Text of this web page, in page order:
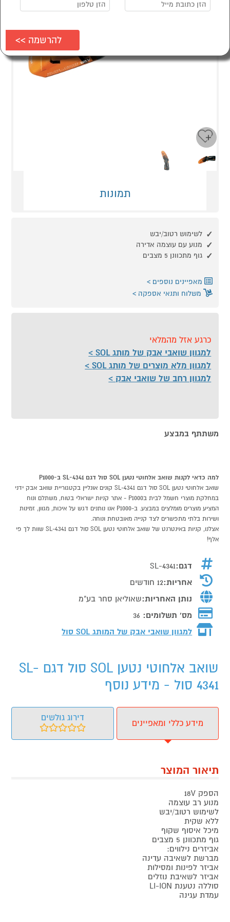
תמונות
לשימוש רטוב/יבש
מנוע עם עוצמה אדירה
גוף מתכוונן 5 מצבים
מאפיינים נוספים
משלוח ותנאי אספקה
כרגע אזל מהמלאי
למגוון שואבי אבק של מותג SOL
למגוון מלא מוצרים של מותג SOL
למגוון רחב של שואבי אבק
משתתף במבצע
למה כדאי לקנות שואב אלחוטי נטען SOL סול דגם SL-4341 ב-P1000
שואב אלחוטי נטען SOL סול דגם SL-4341 קונים אונליין בקטגוריית שואב אבק ידני
במחלקת מוצרי חשמל לבית בP1000 - אתר קניות ישראלי בטוח, משתלם ונוח
המציע מוצרים מומלצים במבצע. ב-P1000 אנו נותנים דגש על איכות, מגוון, זמינות
ושירות בלתי מתפשרים לצד קנייה מאובטחת ונוחה.
אצלנו, קניות באינטרנט של שואב אלחוטי נטען SOL סול דגם SL-4341 שוות לך פי
אלף!
דגם:SL-4341
אחריות:12 חודשים
נותן האחריות:שאוליאן סחר בע"מ
מס' תשלומים: 36
למגוון שואבי אבק של המותג SOL סול
שואב אלחוטי נטען SOL סול דגם SL-
4341 סול - מידע נוסף
מידע כללי ומאפיינים
דירוג גולשים
תיאור המוצר
הספק 18V
מנוע רב עוצמה
לשימוש רטוב/יבש
ללא שקית
מיכל איסוף שקוף
גוף מתכוונן 5 מצבים
אביזרים נילווים:
מברשת לשאיבה עדינה
אביזר לפינות ומסילות
אביזר לשאיבת נוזלים
סוללה נטענת LI-ION
עמדת עגינה